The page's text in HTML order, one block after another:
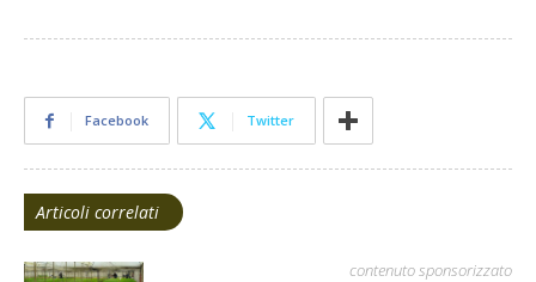
Facebook Twitter
Articoli correlati
contenuto sponsorizzato